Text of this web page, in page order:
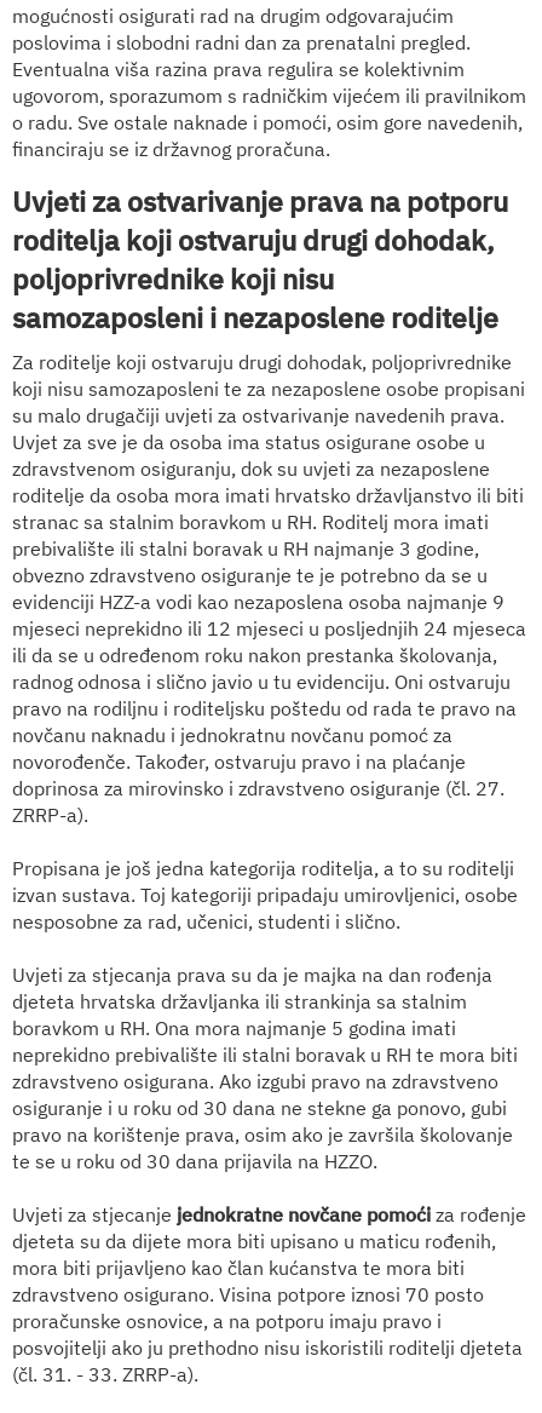
mogućnosti osigurati rad na drugim odgovarajućim
poslovima i slobodni radni dan za prenatalni pregled.
Eventualna viša razina prava regulira se kolektivnim
ugovorom, sporazumom s radničkim vijećem ili pravilnikom
o radu. Sve ostale naknade i pomoći, osim gore navedenih,
financiraju se iz državnog proračuna.
Uvjeti za ostvarivanje prava na potporu
roditelja koji ostvaruju drugi dohodak,
poljoprivrednike koji nisu
samozaposleni i nezaposlene roditelje
Za roditelje koji ostvaruju drugi dohodak, poljoprivrednike
koji nisu samozaposleni te za nezaposlene osobe propisani
su malo drugačiji uvjeti za ostvarivanje navedenih prava.
Uvjet za sve je da osoba ima status osigurane osobe u
zdravstvenom osiguranju, dok su uvjeti za nezaposlene
roditelje da osoba mora imati hrvatsko državljanstvo ili biti
stranac sa stalnim boravkom u RH. Roditelj mora imati
prebivalište ili stalni boravak u RH najmanje 3 godine,
obvezno zdravstveno osiguranje te je potrebno da se u
evidenciji HZZ-a vodi kao nezaposlena osoba najmanje 9
mjeseci neprekidno ili 12 mjeseci u posljednjih 24 mjeseca
ili da se u određenom roku nakon prestanka školovanja,
radnog odnosa i slično javio u tu evidenciju. Oni ostvaruju
pravo na rodiljnu i roditeljsku poštedu od rada te pravo na
novčanu naknadu i jednokratnu novčanu pomoć za
novorođenče. Također, ostvaruju pravo i na plaćanje
doprinosa za mirovinsko i zdravstveno osiguranje (čl. 27.
ZRRP-a).
Propisana je još jedna kategorija roditelja, a to su roditelji
izvan sustava. Toj kategoriji pripadaju umirovljenici, osobe
nesposobne za rad, učenici, studenti i slično.
Uvjeti za stjecanja prava su da je majka na dan rođenja
djeteta hrvatska državljanka ili strankinja sa stalnim
boravkom u RH. Ona mora najmanje 5 godina imati
neprekidno prebivalište ili stalni boravak u RH te mora biti
zdravstveno osigurana. Ako izgubi pravo na zdravstveno
osiguranje i u roku od 30 dana ne stekne ga ponovo, gubi
pravo na korištenje prava, osim ako je završila školovanje
te se u roku od 30 dana prijavila na HZZO.
Uvjeti za stjecanje jednokratne novčane pomoći za rođenje
djeteta su da dijete mora biti upisano u maticu rođenih,
mora biti prijavljeno kao član kućanstva te mora biti
zdravstveno osigurano. Visina potpore iznosi 70 posto
proračunske osnovice, a na potporu imaju pravo i
posvojitelji ako ju prethodno nisu iskoristili roditelji djeteta
(čl. 31. - 33. ZRRP-a).